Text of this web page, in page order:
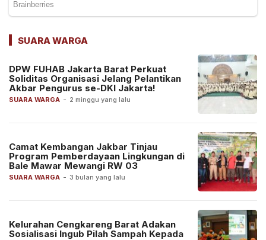
SUARA WARGA
SUARA WARGA - 2 minggu yang lalu
DPW FUHAB Jakarta Barat Perkuat
Soliditas Organisasi Jelang Pelantikan
Akbar Pengurus se-DKI Jakarta!
SUARA WARGA - 3 bulan yang lalu
Camat Kembangan Jakbar Tinjau
Program Pemberdayaan Lingkungan di
Bale Mawar Mewangi RW 03
Kelurahan Cengkareng Barat Adakan
Sosialisasi Ingub Pilah Sampah Kepada